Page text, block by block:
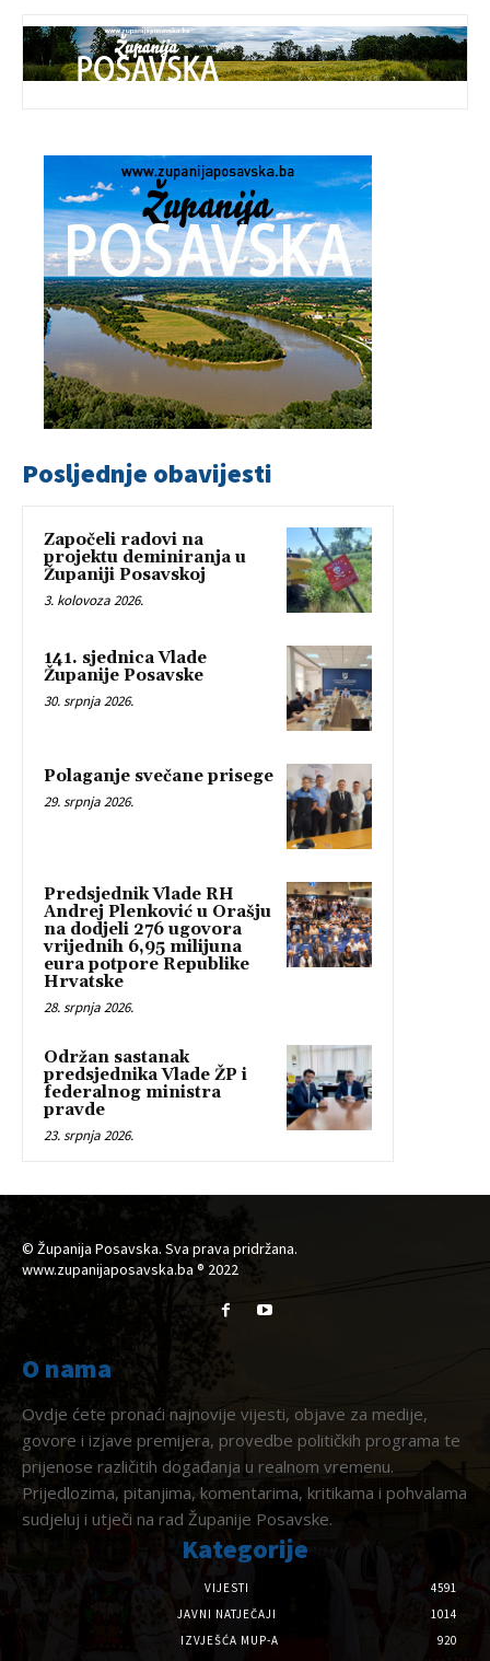
Posljednje obavijesti
Započeli radovi na
projektu deminiranja u
Županiji Posavskoj
3. kolovoza 2026.
141. sjednica Vlade
Županije Posavske
30. srpnja 2026.
Polaganje svečane prisege
29. srpnja 2026.
Predsjednik Vlade RH
Andrej Plenković u Orašju
na dodjeli 276 ugovora
vrijednih 6,95 milijuna
eura potpore Republike
Hrvatske
28. srpnja 2026.
Održan sastanak
predsjednika Vlade ŽP i
federalnog ministra
pravde
23. srpnja 2026.
© Županija Posavska. Sva prava pridržana.
www.zupanijaposavska.ba ® 2022
O nama
Ovdje ćete pronaći najnovije vijesti, objave za medije,
govore i izjave premijera, provedbe političkih programa te
prijenose različitih događanja u realnom vremenu.
Prijedlozima, pitanjima, komentarima, kritikama i pohvalama
sudjeluj i utječi na rad Županije Posavske.
Kategorije
VIJESTI
4591
JAVNI NATJEČAJI
1014
IZVJEŠĆA MUP-A
920